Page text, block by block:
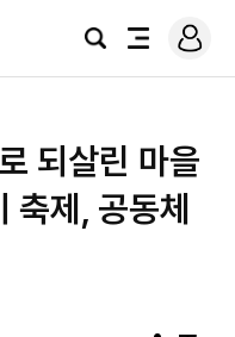
검
전
로
그
되살린 마을
제, 공동체